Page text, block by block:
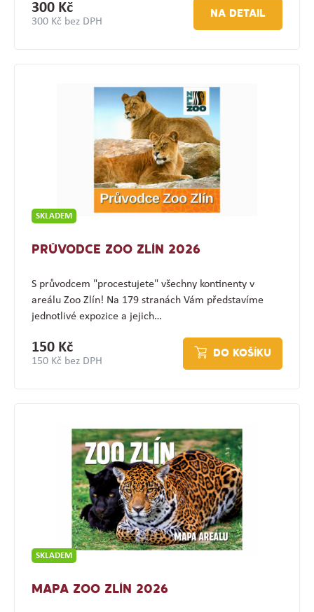
300 Kč
300 Kč bez DPH
NA DETAIL
SKLADEM
PRŮVODCE ZOO ZLÍN 2026
S průvodcem "procestujete" všechny kontinenty v
areálu Zoo Zlín! Na 179 stranách Vám představíme
jednotlivé expozice a jejich…
150 Kč
150 Kč bez DPH
DO KOŠÍKU
SKLADEM
MAPA ZOO ZLÍN 2026